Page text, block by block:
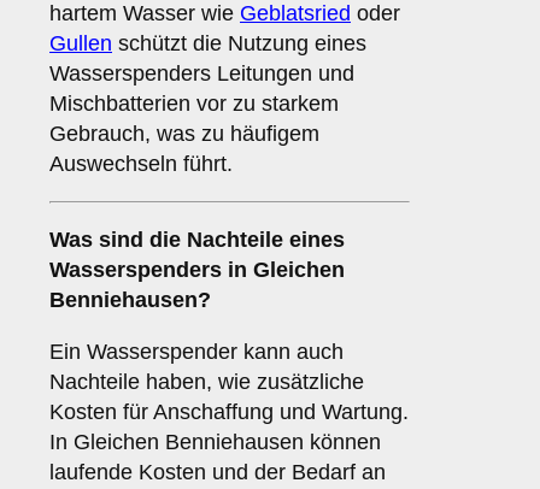
hartem Wasser wie Geblatsried oder
Gullen schützt die Nutzung eines
Wasserspenders Leitungen und
Mischbatterien vor zu starkem
Gebrauch, was zu häufigem
Auswechseln führt.
Was sind die Nachteile eines
Wasserspenders in Gleichen
Benniehausen?
Ein Wasserspender kann auch
Nachteile haben, wie zusätzliche
Kosten für Anschaffung und Wartung.
In Gleichen Benniehausen können
laufende Kosten und der Bedarf an